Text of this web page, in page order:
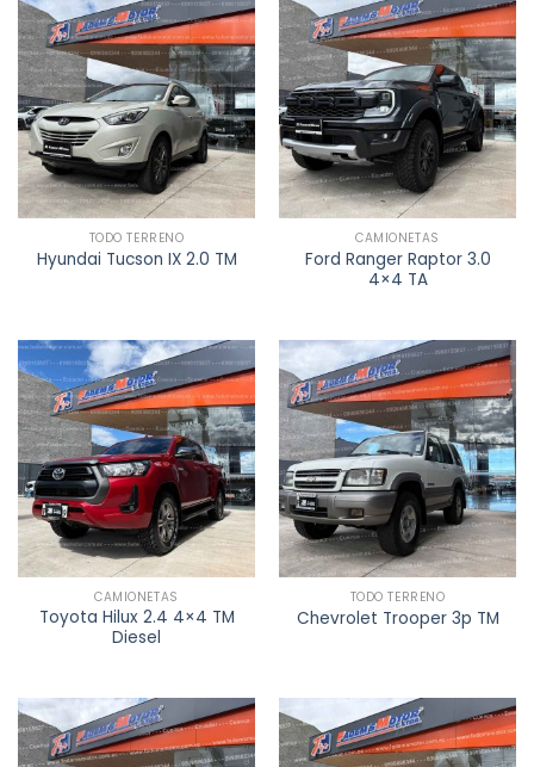
TODO TERRENO
Hyundai Tucson IX 2.0 TM
CAMIONETAS
Ford Ranger Raptor 3.0
4×4 TA
CAMIONETAS
Toyota Hilux 2.4 4×4 TM
Diesel
TODO TERRENO
Chevrolet Trooper 3p TM